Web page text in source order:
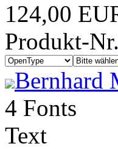
124,00
Produkt-
Bernhard
4 Fonts
Text